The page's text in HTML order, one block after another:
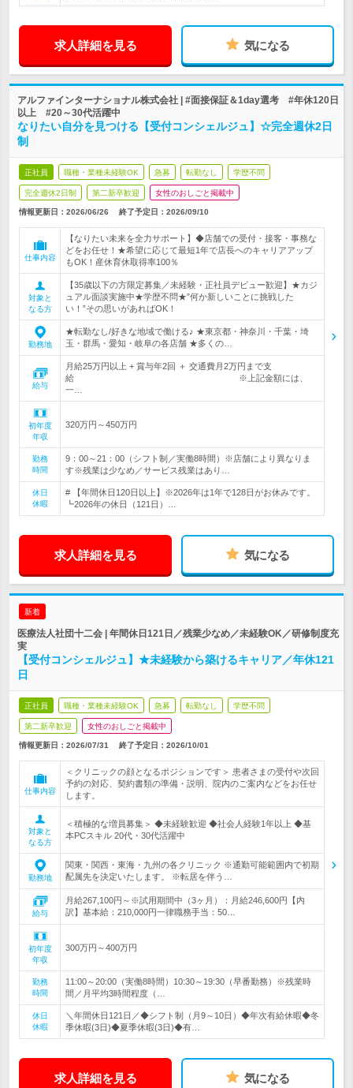
求人詳細を見る 気になる
アルファインターナショナル株式会社 | #面接保証＆1day選考 #年休120日
以上 #20～30代活躍中
なりたい自分を見つける【受付コンシェルジュ】☆完全週休2日
制
正社員 職種・業種未経験OK 急募 転勤なし 学歴不問
完全週休2日制 第二新卒歓迎 女性のおしごと掲載中
情報更新日：2026/06/26 終了予定日： 2026/09/10
仕事内容
【なりたい未来を全力サポート】◆店舗での受付・接客・事務な
どをお任せ！★希望に応じて最短1年で店長へのキャリアアップ
もOK！産休育休取得率100％
対象と
なる方
【35歳以下の方限定募集／未経験・正社員デビュー歓迎】★カジ
ュアル面談実施中★学歴不問★”何か新しいことに挑戦した
い！”その思いがあればOK！
勤務地
★転勤なし/好きな地域で働ける♪ ★東京都・神奈川・千葉・埼
玉・群馬・愛知・岐阜の各店舗 ★多くの…
給与
月給25万円以上 + 賞与年2回 ＋ 交通費月2万円まで支
給 ※上記金額には、
一…
初年度
年収
320万円～450万円
勤務
時間
9：00～21：00（シフト制／実働8時間）※店舗により異なりま
す※残業は少なめ／サービス残業はあり…
休日
休暇
# 【年間休日120日以上】※2026年は1年で128日がお休みです。
┗2026年の休日（121日）…
求人詳細を見る 気になる
新着
医療法人社団十二会 | 年間休日121日／残業少なめ／未経験OK／研修制度充
実
【受付コンシェルジュ】★未経験から築けるキャリア／年休121
日
正社員 職種・業種未経験OK 急募 転勤なし 学歴不問
第二新卒歓迎 女性のおしごと掲載中
情報更新日：2026/07/31 終了予定日： 2026/10/01
仕事内容
＜クリニックの顔となるポジションです＞ 患者さまの受付や次回
予約の対応、契約書類の準備・説明、院内のご案内などをお任せ
します。
対象と
なる方
＜積極的な増員募集＞ ◆未経験歓迎 ◆社会人経験1年以上 ◆基
本PCスキル 20代・30代活躍中
勤務地
関東・関西・東海・九州の各クリニック ※通勤可能範囲内で初期
配属先を決定いたします。 ※転居を伴う…
給与
月給267,100円～※試用期間中（3ヶ月）：月給246,600円【内
訳】基本給：210,000円一律職務手当：50…
初年度
年収
300万円～400万円
勤務
時間
11:00～20:00（実働8時間）10:30～19:30（早番勤務）※残業時
間／月平均3時間程度（…
休日
休暇
＼年間休日121日／◆シフト制（月9～10日）◆年次有給休暇◆冬
季休暇(3日)◆夏季休暇(3日)◆有…
求人詳細を見る 気になる